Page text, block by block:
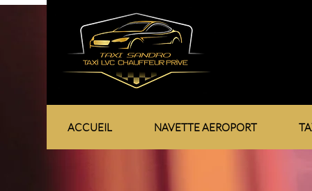
ACCUEIL NAVETTE AEROPORT